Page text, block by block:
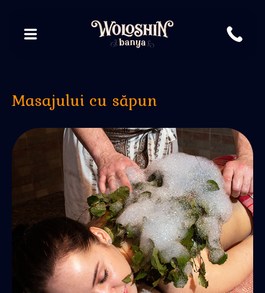
Masajului cu săpun